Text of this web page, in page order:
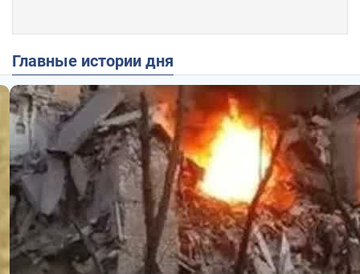
Главные истории дня